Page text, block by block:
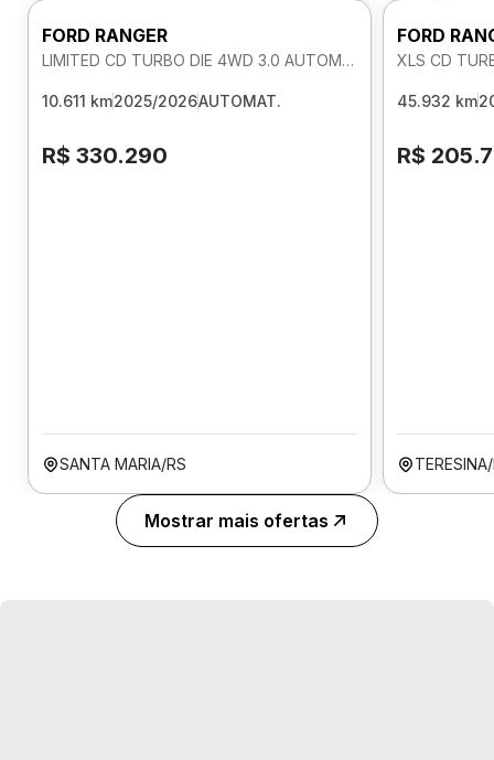
FORD RANGER
LIMITED CD TURBO DIE 4WD 3.0 AUTOMATICO
10.611 km2025/2026AUTOMAT.
R$ 330.290
SANTA MARIA/RS
FORD
XLS CD
45.932 km
R$
Mostrar mais ofertas